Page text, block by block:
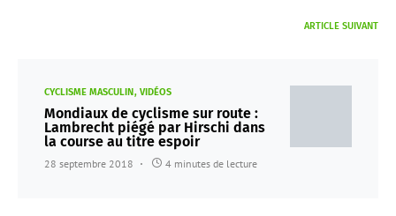
ARTICLE SUIVANT
CYCLISME MASCULIN VIDÉOS
Mondiaux de cyclisme sur route :
Lambrecht piégé par Hirschi dans
la course au titre espoir
28 septembre 2018 4 minutes de lecture